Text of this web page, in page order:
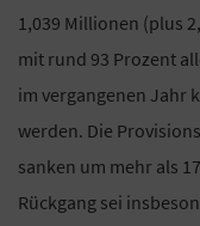
1,039 Millionen (plus
mit rund 93 Prozent
im vergangenen Jahr
werden. Die
sanken um mehr als
Rückgang sei